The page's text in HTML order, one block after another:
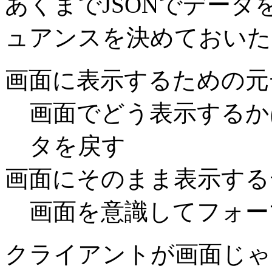
ュアンスを決めておい
画面に表示するための
画面でどう表示する
タを戻す
画面にそのまま表示す
画面を意識してフォ
クライアントが画面じ